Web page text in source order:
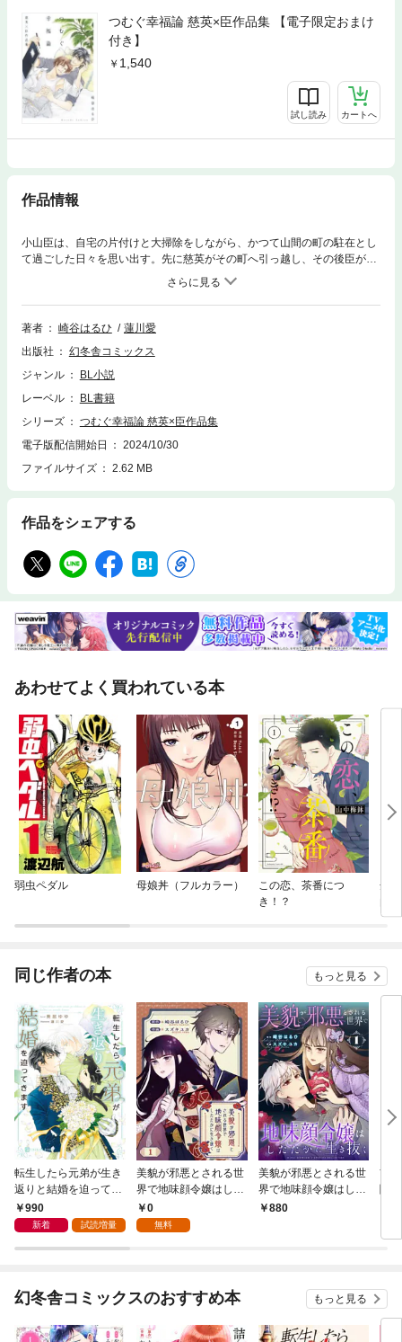
つむぐ幸福論 慈英×臣作品集 【電子限定おまけ
付き】
1,540
試し読み カートへ
作品情報
小山臣は、自宅の片付けと大掃除をしながら、かつて山間の町の駐在とし
て過ごした日々を思い出す。先に慈英がその町へ引っ越し、その後臣が異
動し、初対面を装っていたふたり。臣が駐在所兼自宅へ引っ越し荷物を運
ぶなか、『大月のおばあちゃん』から「髪が長い」と指摘され、近所で髪
を切った臣の髪型を見た慈英は……!?（「つむぐ幸福論」）書き下ろし短
編「つむぐ幸福論」、「やさしいひとほど容赦がない」に加え、小冊子、
収録した作品集。
著者 崎谷はるひ
蓮川愛
出版社
幻冬舎コミックス
ジャンル
BL小説
レーベル
BL書籍
シリーズ
つむぐ幸福論 慈英×臣作品集
電子版配信開始日
2024/10/30
ファイルサイズ
2.62 MB
作品をシェアする
あわせてよく買われている本
弱虫ペダル 母娘丼（フルカラー）
この恋、茶番につ
き！？
余
い
同じ作者の本 もっと見る
転生したら元弟が生き
返りと結婚を迫ってき
ます【電子書籍限定
版】
990
新着 試読増量
美貌が邪悪とされる世
界で地味顔令嬢はした
たかに生き抜く 【分冊
版】 1話
0
無料
美貌が邪悪とされる世
界で地味顔令嬢はした
たかに生き抜く (1)
880
前
＆
幻冬舎コミックスのおすすめ本 もっと見る